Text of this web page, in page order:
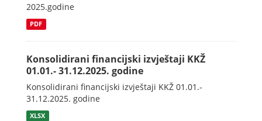
2025.godine
PDF
Konsolidirani financijski izvještaji KKŽ
01.01.- 31.12.2025. godine
Konsolidirani financijski izvještaji KKŽ 01.01.-
31.12.2025. godine
XLSX